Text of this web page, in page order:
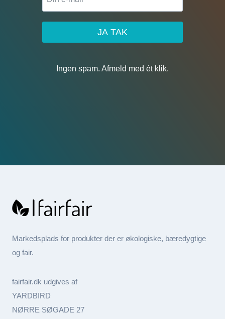
JA TAK
Ingen spam. Afmeld med ét klik.
Markedsplads for produkter der er økologiske, bæredygtige
og fair.
fairfair.dk udgives af
YARDBIRD
NØRRE SØGADE 27